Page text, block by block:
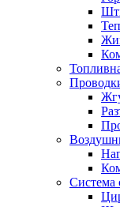
Система